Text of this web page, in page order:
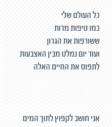
כל העולם שלי
כמו טיפות מרות
ששורפות את הגרון
ועוד יום נמלט מבין האצבעות
לתפוס את החיים האלה
אני חושב לקפוץ לתוך המים